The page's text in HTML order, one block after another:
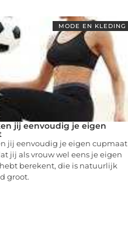
MODE EN KLEDING
jij eenvoudig je eigen
jij eenvoudig je eigen cupmaat
jij als vrouw wel eens je eigen
berekent, die is natuurlijk
groot.